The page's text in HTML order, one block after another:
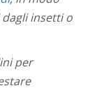
insetti o
per